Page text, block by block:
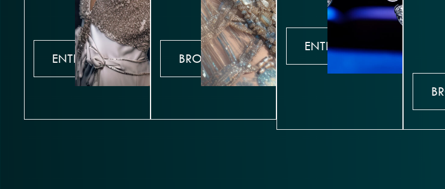
ENTDECKEN BROWSE
ENTDECKEN